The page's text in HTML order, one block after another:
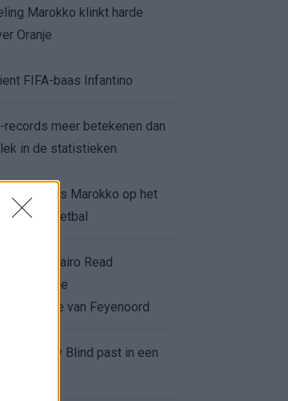
Marokko klinkt harde
Oranje
FIFA-baas Infantino
records meer betekenen dan
in de statistieken
is Marokko op het
alleen voetbal
op Givairo Read
de stevige
van Feyenoord
van Daley Blind past in een